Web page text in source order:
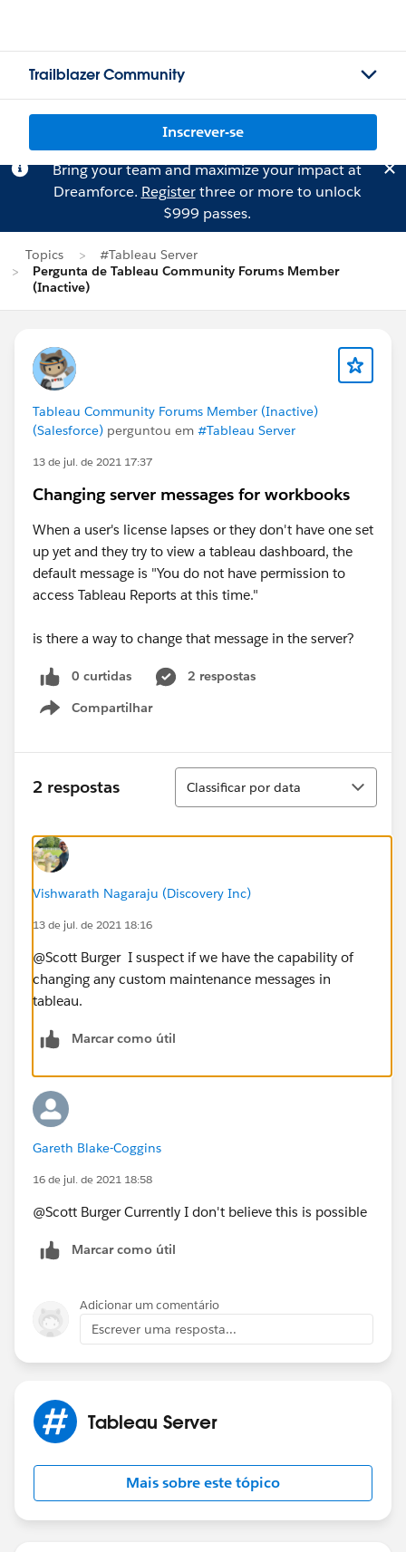
Trailblazer Community
Inscrever-se
Bring your team and maximize your impact at
Dreamforce. Registerthree or more to unlock
$999 passes.
Topics
#Tableau Server
Pergunta de Tableau Community Forums Member
(Inactive)
Tableau Community Forums Member (Inactive)
(Salesforce) perguntou em #Tableau Server
13 de jul. de 2021 17:37
Changing server messages for workbooks
When a user's license lapses or they don't have one set
up yet and they try to view a tableau dashboard, the
default message is "You do not have permission to
access Tableau Reports at this time."
is there a way to change that message in the server?
0 curtidas
2 respostas
Compartilhar
Show menu
2 respostas
Classificar
Classificar por data
Vishwarath Nagaraju (Discovery Inc)
13 de jul. de 2021 18:16
@Scott Burger​ I suspect if we have the capability of
changing any custom maintenance messages in
tableau.
Marcar como útil
Gareth Blake-Coggins
16 de jul. de 2021 18:58
@Scott Burger​ Currently I don't believe this is possible
Marcar como útil
Adicionar um comentário
Escrever uma resposta...
Tableau Server
Mais sobre este tópico